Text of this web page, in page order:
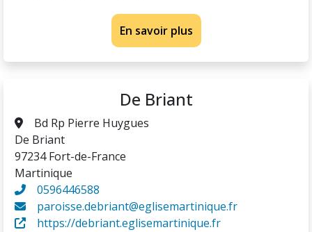
En savoir plus
De Briant
Bd Rp Pierre Huygues
De Briant
97234 Fort-de-France
Martinique
0596446588
paroisse.debriant@eglisemartinique.fr
https://debriant.eglisemartinique.fr